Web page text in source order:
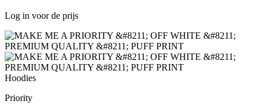
Log in voor de prijs
Hoodies
Priority